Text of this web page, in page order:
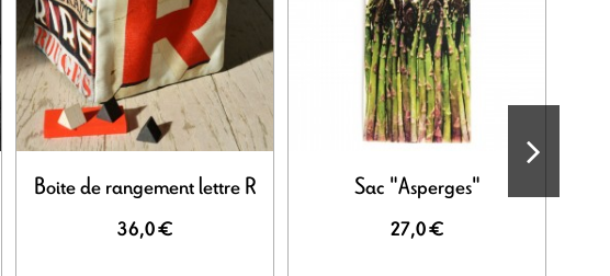
Boite de rangement lettre R
36,0 €
Sac "Asperges"
27,0 €